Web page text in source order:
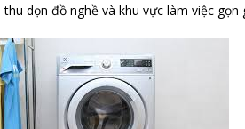
dọn đồ nghề và khu vực làm việc gọn